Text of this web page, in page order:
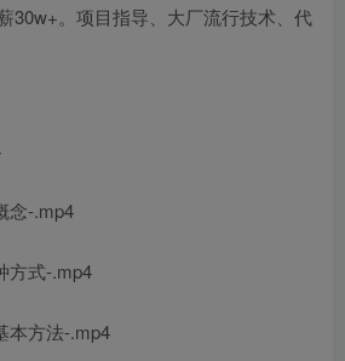
30w+。项目指导、大厂流行技术、代
念-.mp4
方式-.mp4
本方法-.mp4